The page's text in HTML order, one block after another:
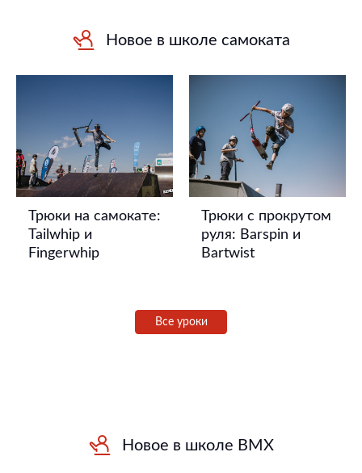
Новое в школе самоката
Трюки на самокате:
Tailwhip и
Fingerwhip
Трюки с прокрутом
руля: Barspin и
Bartwist
Все уроки
Новое в школе BMX